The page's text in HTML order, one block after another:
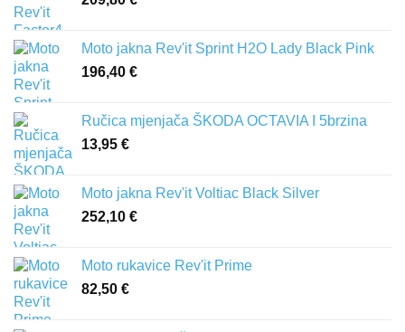
Moto jakna Rev'it Sprint H2O Lady Black Pink
196,40 €
Ručica mjenjača ŠKODA OCTAVIA I 5brzina
13,95 €
Moto jakna Rev'it Voltiac Black Silver
252,10 €
Moto rukavice Rev'it Prime
82,50 €